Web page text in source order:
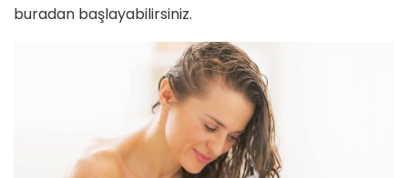
buradan başlayabilirsiniz.